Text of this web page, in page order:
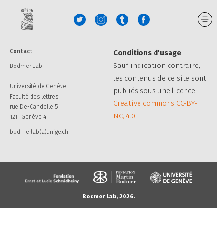
Contact
Bodmer Lab
Université de Genève
Faculté des lettres
rue De-Candolle 5
1211 Genève 4
bodmerlab(a)unige.ch
Conditions d'usage
Sauf indication contraire,
les contenus de ce site sont
publiés sous une licence
Creative commons CC-BY-
NC, 4.0.
Bodmer Lab, 2026.